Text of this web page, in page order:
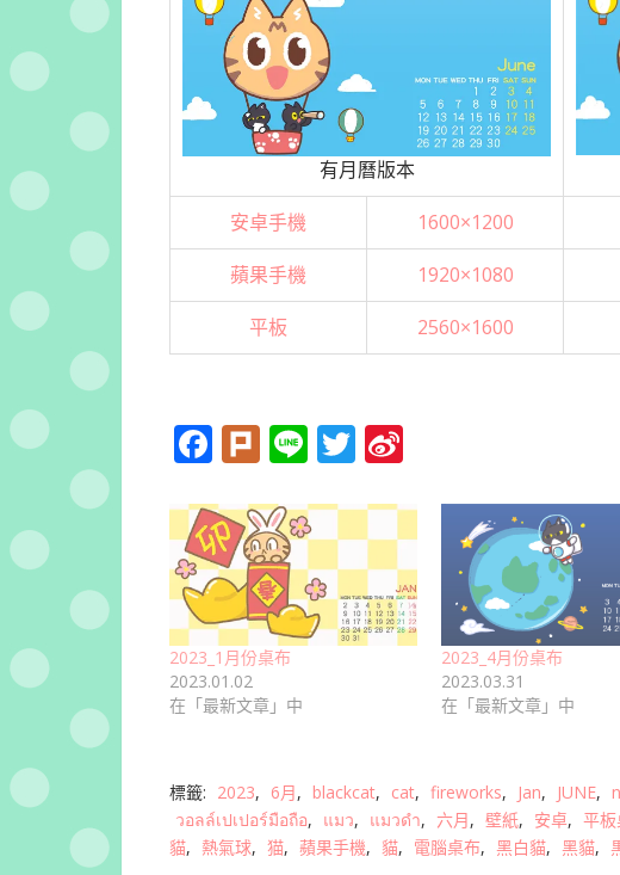
有月曆版本
安卓手機 1600×1200
蘋果手機
1920×1080
平板
2560×1600
Facebook
PlurkLineTwitter
2023_1月份桌布
2023.01.02
在「最新文章」中
2023_4月份桌布
2023.03.31
在「最新文章」中
標籤: 2023, 6月, blackcat, cat, fireworks, Jan, JUNE,
วอลล์เปเปอร์มือถือ, แมว, แมวดำ, 六月, 壁紙, 安卓, 平板
貓, 熱氣球, 猫, 蘋果手機, 貓, 電腦桌布, 黑白貓, 黑貓,